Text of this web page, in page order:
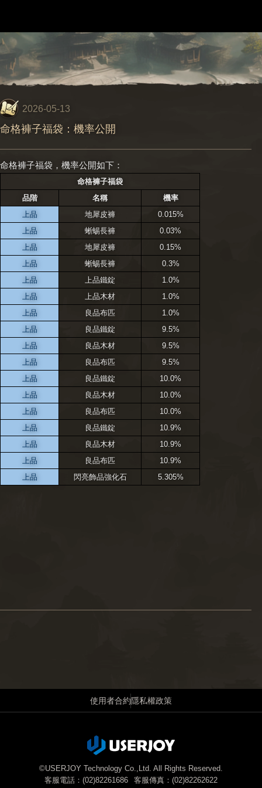
2026-05-13
命格褲子福袋：機率公開
命格褲子福袋，機率公開如下：
命格褲子福袋
品階
名稱
機率
上品
地犀皮褲
0.015%
上品
蜥蜴長褲
0.03%
上品
地犀皮褲
0.15%
上品
蜥蜴長褲
0.3%
上品
上品鐵錠
1.0%
上品
上品木材
1.0%
上品
良品布匹
1.0%
上品
良品鐵錠
9.5%
上品
良品木材
9.5%
上品
良品布匹
9.5%
上品
良品鐵錠
10.0%
上品
良品木材
10.0%
上品
良品布匹
10.0%
上品
良品鐵錠
10.9%
上品
良品木材
10.9%
上品
良品布匹
10.9%
上品
閃亮飾品強化石 5.305%
使用者合約隱私權政策
©USERJOY Technology Co.,Ltd. All Rights Reserved.
客服電話：(02)82261686
客服傳真：(02)82262622